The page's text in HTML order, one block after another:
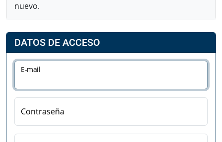
nuevo.
DATOS DE ACCESO
E-mail
Contraseña